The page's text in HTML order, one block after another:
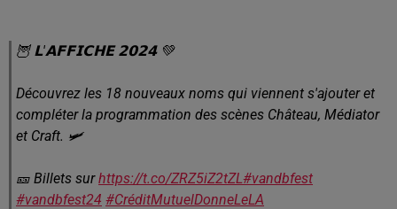
🦉 𝗟'𝗔𝗙𝗙𝗜𝗖𝗛𝗘 𝟮𝟬𝟮𝟰 💚
Découvrez les 18 nouveaux noms qui viennent s'ajouter et
compléter la programmation des scènes Château, Médiator
et Craft. 🛩️
🎫 Billets surhttps://t.co/ZRZ5iZ2tZL#vandbfest
#vandbfest24 #CréditMutuelDonneLeLA